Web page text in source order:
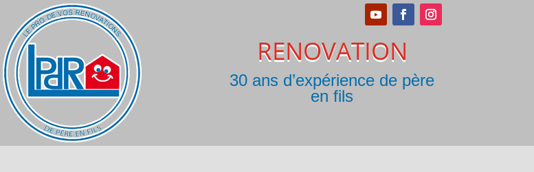
RENOVATION
30 ans d’expérience de père
en fils